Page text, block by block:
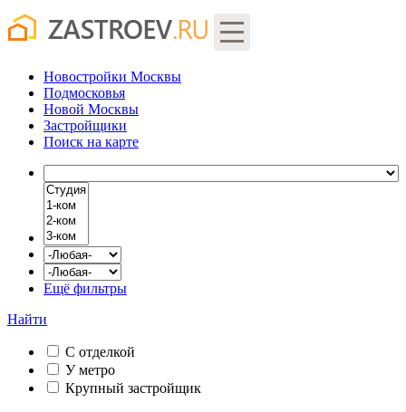
Новостройки Москвы
Подмосковья
Новой Москвы
Застройщики
Поиск на карте
Ещё фильтры
Найти
С отделкой
У метро
Крупный застройщик